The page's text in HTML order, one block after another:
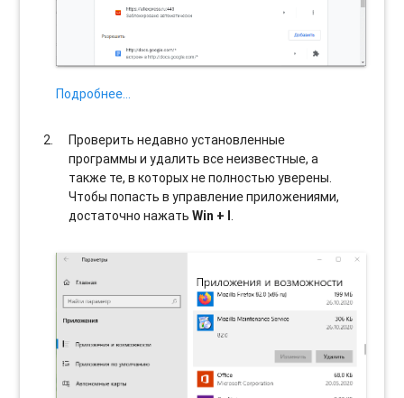
Подробнее…
Проверить недавно установленные
программы и удалить все неизвестные, а
также те, в которых не полностью уверены.
Чтобы попасть в управление приложениями,
достаточно нажатьWin + I.